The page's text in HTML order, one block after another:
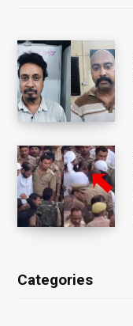
Categories